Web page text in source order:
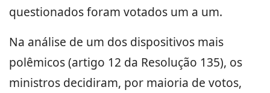
questionados foram votados um a um.
Na análise de um dos dispositivos mais
polêmicos (artigo 12 da Resolução 135), os
ministros decidiram, por maioria de votos,